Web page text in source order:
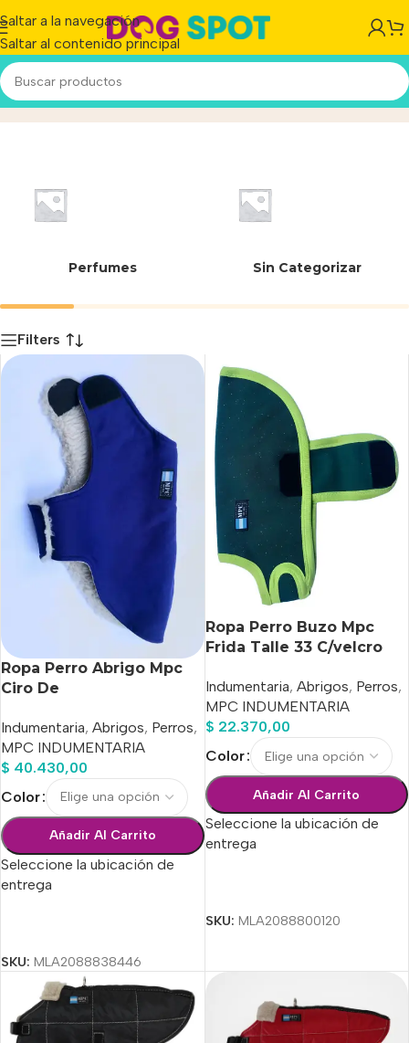
Saltar a la navegación
Saltar al contenido principal
MPCInicio/Producto
Perfumes Sin Categorizar
Filters
Ropa Perro Abrigo Mpc
Ciro De
Talle 55
Indumentaria, Abrigos, Perros,
MPC INDUMENTARIA
$ 40.430,00
Color
Añadir Al Carrito
Seleccione la ubicación de
entrega
SKU: MLA2088838446
Ropa Perro Buzo Mpc
Frida Talle 33 C/velcro
Indumentaria, Abrigos, Perros,
MPC INDUMENTARIA
$ 22.370,00
Color
Añadir Al Carrito
Seleccione la ubicación de
entrega
SKU: MLA2088800120